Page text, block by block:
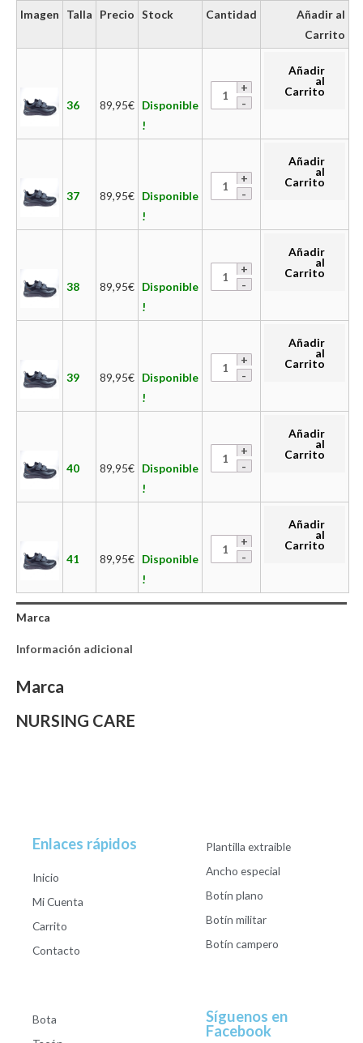
Imagen Talla Precio Stock Cantidad
Añadir al
Carrito
36 89,95€ Disponible
!
Añadir
al
Carrito
37 89,95€ Disponible
!
Añadir
al
Carrito
38 89,95€ Disponible
!
Añadir
al
Carrito
39 89,95€ Disponible
!
Añadir
al
Carrito
40 89,95€ Disponible
!
Añadir
al
Carrito
41 89,95€ Disponible
!
Añadir
al
Carrito
Marca
Información adicional
Marca
NURSING CARE
Enlaces rápidos
Inicio
Mi Cuenta
Carrito
Contacto
Plantilla extraible
Ancho especial
Botín plano
Botín militar
Botín campero
Bota
Síguenos en
Facebook